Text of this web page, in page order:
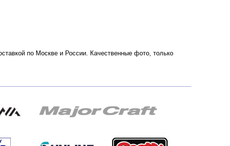
по Москве и России. Качественные фото, только